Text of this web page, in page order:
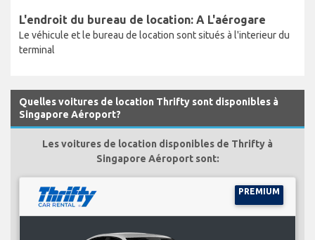
L'endroit du bureau de location: A L'aérogare
Le véhicule et le bureau de location sont situés à l'interieur du
terminal
Quelles voitures de location Thrifty sont disponibles à
Singapore Aéroport?
Les voitures de location disponibles de Thrifty à
Singapore Aéroport sont:
PREMIUM